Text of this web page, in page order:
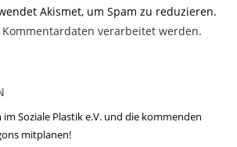
Akismet, um Spam zu reduzieren.
verarbeitet werden.
Soziale Plastik e.V. und die kommenden
mitplanen!